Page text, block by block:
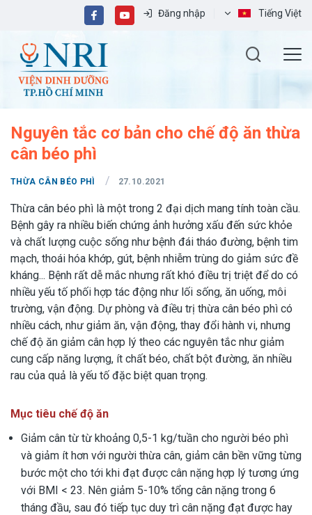
Đăng nhập Tiếng Việt
Nguyên tắc cơ bản cho chế độ ăn thừa
cân béo phì
THỪA CÂN BÉO PHÌ / 27.10.2021
Thừa cân béo phì là một trong 2 đại dịch mang tính toàn cầu.
Bệnh gây ra nhiều biến chứng ảnh hưởng xấu đến sức khỏe
và chất lượng cuộc sống như bệnh đái tháo đường, bệnh tim
mạch, thoái hóa khớp, gút, bệnh nhiễm trùng do giảm sức đề
kháng... Bệnh rất dễ mắc nhưng rất khó điều trị triệt để do có
nhiều yếu tố phối hợp tác động như lối sống, ăn uống, môi
trường, vận động. Dự phòng và điều trị thừa cân béo phì có
nhiều cách, như giảm ăn, vận động, thay đổi hành vi, nhưng
chế độ ăn giảm cân hợp lý theo các nguyên tắc như giảm
cung cấp năng lượng, ít chất béo, chất bột đường, ăn nhiều
rau của quả là yếu tố đặc biệt quan trọng.
Mục tiêu chếđộ ăn
Giảm cân từ từ khoảng 0,5-1 kg/tuần cho người béo phì
và giảm ít hơn với người thừa cân, giảm cân bền vững từng
bước một cho tới khi đạt được cân nặng hợp lý tương ứng
với BMI < 23. Nên giảm 5-10% tổng cân nặng trong 6
tháng đầu, sau đó tiếp tục duy trì cân nặng đạt được hay